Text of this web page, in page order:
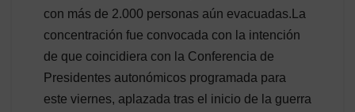
con más de 2.000 personas aún evacuadas.La
concentración fue convocada con la intención
de que coincidiera con la Conferencia de
Presidentes autonómicos programada para
este viernes, aplazada tras el inicio de la guerra